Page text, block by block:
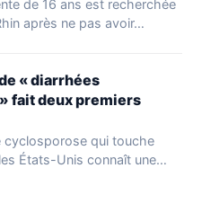
de 16 ans est recherchée
après ne pas avoir…
« diarrhées
fait deux premiers
cyclosporose qui touche
États-Unis connaît une